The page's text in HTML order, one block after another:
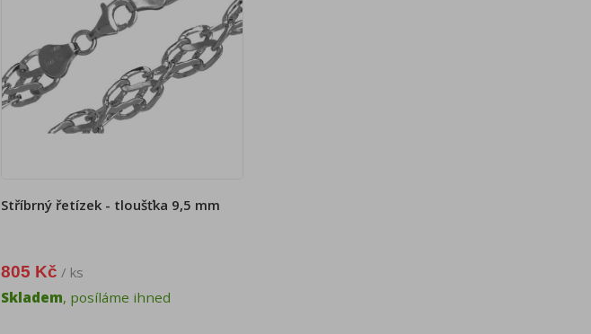
Stříbrný řetízek - tloušťka 9,5 mm
805 Kč / ks
Skladem, posíláme ihned